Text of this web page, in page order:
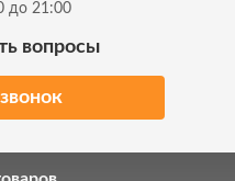
до 21:00
вопросы